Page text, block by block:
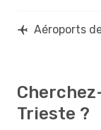
Aéroports
Trieste ?